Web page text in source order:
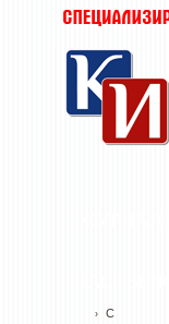
› C